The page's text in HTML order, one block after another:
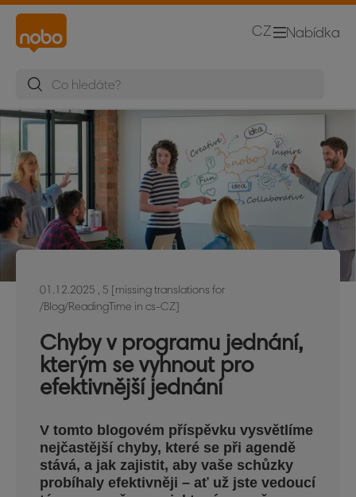
Nabídka
CZ
01.12.2025 , 5 [missing translations for
/Blog/ReadingTime in cs-CZ]
Chyby v programu jednání,
kterým se vyhnout pro
efektivnější jednání
V tomto blogovém příspěvku vysvětlíme
nejčastější chyby, které se při agendě
stává, a jak zajistit, aby vaše schůzky
probíhaly efektivněji – ať už jste vedoucí